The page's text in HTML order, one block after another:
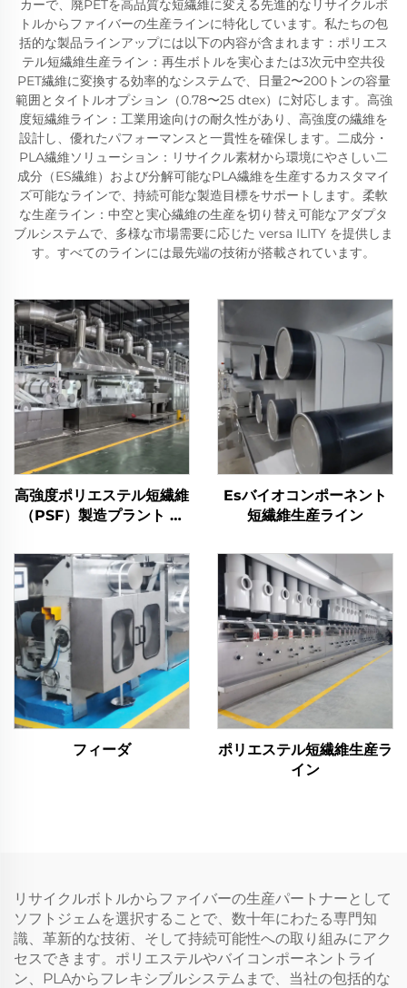
カーで、廃PETを高品質な短繊維に変える先進的なリサイクルボ
トルからファイバーの生産ラインに特化しています。私たちの包
括的な製品ラインアップには以下の内容が含まれます：ポリエス
テル短繊維生産ライン：再生ボトルを実心または3次元中空共役
PET繊維に変換する効率的なシステムで、日量2〜200トンの容量
範囲とタイトルオプション（0.78〜25 dtex）に対応します。高強
度短繊維ライン：工業用途向けの耐久性があり、高強度の繊維を
設計し、優れたパフォーマンスと一貫性を確保します。二成分・
PLA繊維ソリューション：リサイクル素材から環境にやさしい二
成分（ES繊維）および分解可能なPLA繊維を生産するカスタマイ
ズ可能なラインで、持続可能な製造目標をサポートします。柔軟
な生産ライン：中空と実心繊維の生産を切り替え可能なアダプタ
ブルシステムで、多様な市場需要に応じた versa ILITY を提供しま
す。すべてのラインには最先端の技術が搭載されています。
高強度ポリエステル短繊維
（PSF）製造プラント 固
製造機
Esバイオコンポーネント
短繊維生産ライン
フィーダ
ポリエステル短繊維生産ラ
イン
リサイクルボトルからファイバーの生産パートナーとして
ソフトジェムを選択することで、数十年にわたる専門知
識、革新的な技術、そして持続可能性への取り組みにアク
セスできます。ポリエステルやバイコンポーネントライ
ン、PLAからフレキシブルシステムまで、当社の包括的な